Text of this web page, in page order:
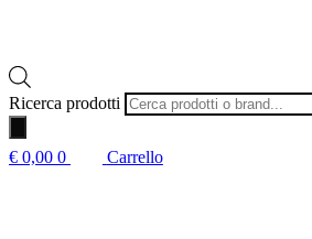
Ricerca prodotti
€ 0,00 0 Carrello